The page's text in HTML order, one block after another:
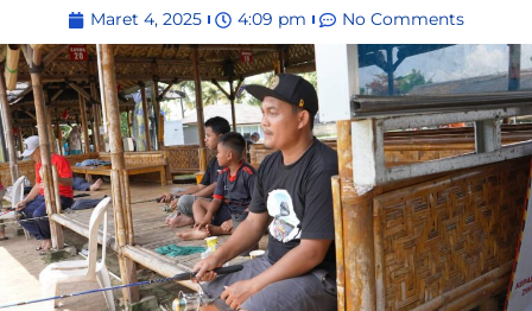
Maret 4, 2025 4:09 pm No Comments